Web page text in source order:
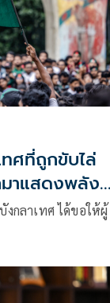
ศที่ถูกขับไล่
าแสดงพลัง
กลาเทศ ได้ขอให้ผู้